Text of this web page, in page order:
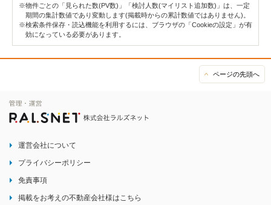
※物件ごとの「見られた数(PV数)」「検討人数(マイリスト追加数)」は、一定
期間の集計数値であり変動します(掲載時からの累計数値ではありません)。
※検索条件保存・読込機能を利用するには、ブラウザの「Cookieの設定」が有
効になっている必要があります。
ページの先頭へ
運営会社について
プライバシーポリシー
免責事項
掲載をお考えの不動産会社様はこちら